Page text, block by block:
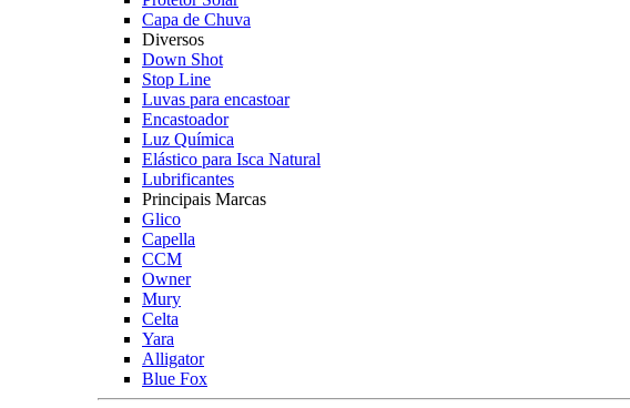
Capa de Chuva
Diversos
Down Shot
Stop Line
Luvas para encastoar
Encastoador
Luz Química
Elástico para Isca Natural
Lubrificantes
Principais Marcas
Glico
Capella
CCM
Owner
Mury
Celta
Yara
Alligator
Blue Fox